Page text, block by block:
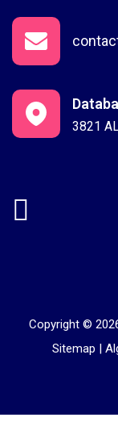
3821
Copyright ©
Sitemap |